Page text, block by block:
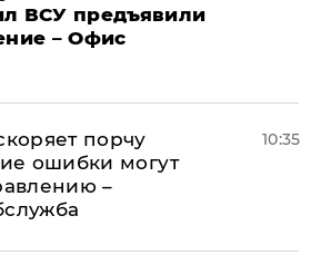
ВСУ предъявили
– Офис
порчу
ошибки могут
–
10:35